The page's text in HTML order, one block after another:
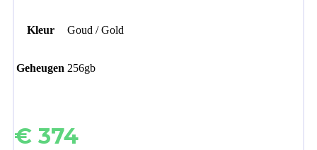
Kleur Goud / Gold
Geheugen 256gb
€ 374